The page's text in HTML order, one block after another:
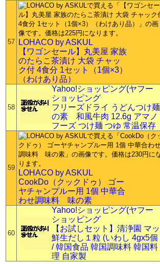
57
LOHACO by ASKUL
【ワゴンセール】丸美屋 家族
のたらこ茶漬け 大袋 チャッ
ク付 4食分 1セット（1個×3）
（わけあり品）
58
Yahoo!ショッピング(ヤフー
ショッピング
フリーズドライ うどんつけ麺
の素 和風牛肉 12.6g アマノ
フーズ つけ麺 つゆ 常温保存
59
LOHACO by ASKUL
CookDo（クックドゥ） ゴー
ヤチャンプルー用 1個 中華合
わせ調味料 味の素
60
Yahoo!ショッピング(ヤフー
ショッピング
【お試しセット】清浄園 マッ
鮮生だし１粒 (いわし 4gx5個
/ 韓国食品 韓国調味料 韓国料
理 自家製